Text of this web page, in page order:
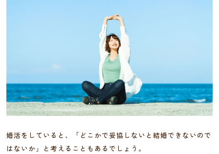
婚活をしていると、「どこかで妥協しないと結婚できないので
はないか」と考えることもあるでしょう。